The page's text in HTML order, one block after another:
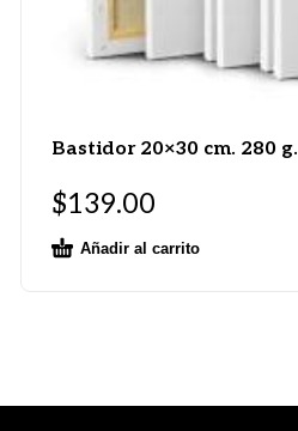
Bastidor 20×30 cm. 280 g.
$139.00
Añadir al carrito